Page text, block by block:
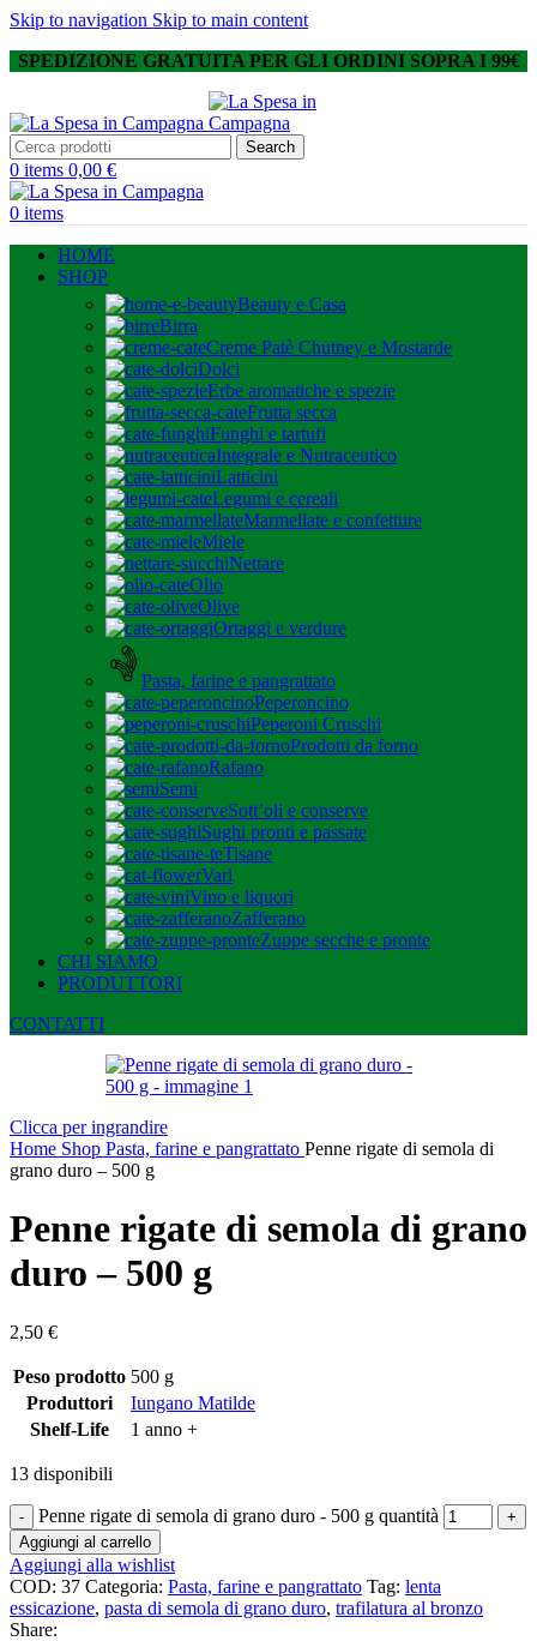
Skip to navigation Skip to main content
SPEDIZIONE GRATUITA PER GLI ORDINI SOPRA I 99€
Search
0 items 0,00 €
0 items
HOME
SHOP
Beauty e Casa
Birra
Creme Patè Chutney e Mostarde
Dolci
Erbe aromatiche e spezie
Frutta secca
Funghi e tartufi
Integrale e Nutraceutico
Latticini
Legumi e cereali
Marmellate e confetture
Miele
Nettare
Olio
Olive
Ortaggi e verdure
Pasta, farine e pangrattato
Peperoncino
Peperoni Cruschi
Prodotti da forno
Rafano
Semi
Sott’oli e conserve
Sughi pronti e passate
Tisane
Vari
Vino e liquori
Zafferano
Zuppe secche e pronte
CHI SIAMO
PRODUTTORI
CONTATTI
Clicca per ingrandire
Home Shop Pasta, farine e pangrattato Penne rigate di semola di
grano duro – 500 g
Penne rigate di semola di grano
duro – 500 g
2,50 €
Peso prodotto 500 g
Produttori
Iungano Matilde
Shelf-Life
1 anno +
13 disponibili
Penne rigate di semola di grano duro - 500 g quantità
Aggiungi al carrello
Aggiungi alla wishlist
COD: 37 Categoria: Pasta, farine e pangrattato Tag: lenta
essicazione, pasta di semola di grano duro, trafilatura al bronzo
Share: